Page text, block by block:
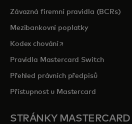
Závazná firemní pravidla (BCRs)
Mezibankovní poplatky
Kodex chováníopens in a new tab
Pravidla Mastercard Switch
Přehled právních předpisů
Přístupnost u Mastercard
STRÁNKY MASTERCARD